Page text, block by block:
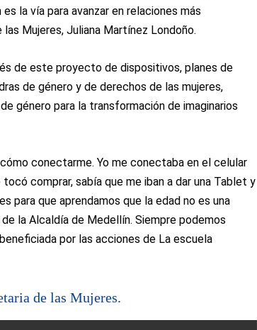
la vía para avanzar en relaciones más
Mujeres, Juliana Martínez Londoño.
de este proyecto de dispositivos, planes de
de género y de derechos de las mujeres,
género para la transformación de imaginarios
conectarme. Yo me conectaba en el celular
comprar, sabía que me iban a dar una Tablet y
para que aprendamos que la edad no es una
la Alcaldía de Medellín. Siempre podemos
por las acciones de La escuela
de las Mujeres.